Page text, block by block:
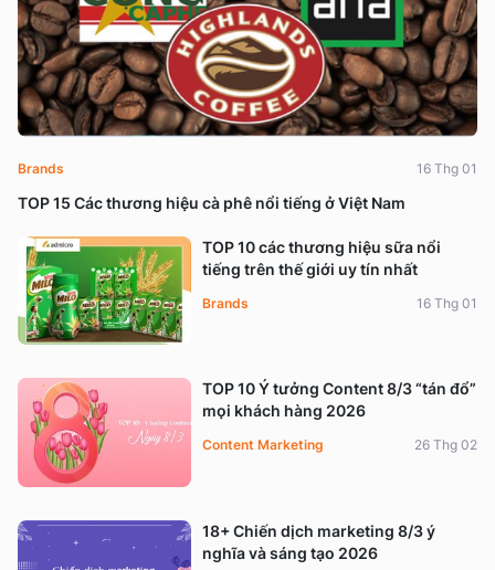
TOP 15 Các thương hiệu cà phê nổi tiếng ở Việt Nam
Brands 16 Thg 01
TOP 10 các thương hiệu sữa nổi
tiếng trên thế giới uy tín nhất
Brands 16 Thg 01
TOP 10 Ý tưởng Content 8/3 “tán đổ”
mọi khách hàng 2026
Content Marketing 26 Thg 02
18+ Chiến dịch marketing 8/3 ý
nghĩa và sáng tạo 2026